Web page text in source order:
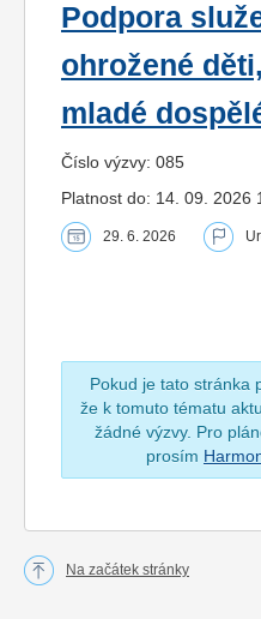
Podpora
ohrožené
mladé
Číslo výzvy: 085
Platnost do: 14. 09. 2026
29. 6. 2026
Pokud je tato stránka
že k tomuto tématu
žádné výzvy. Pro
prosím
Na začátek stránky